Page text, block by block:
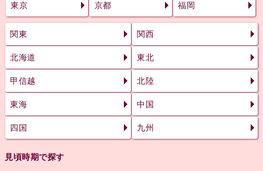
東京 京都 福岡
関東 関西
北海道 東北
甲信越 北陸
東海 中国
四国 九州
見頃時期で探す